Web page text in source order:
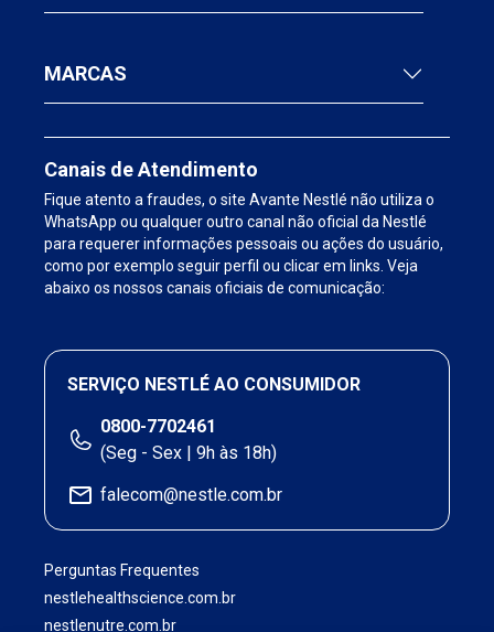
MARCAS
Canais de Atendimento
Fique atento a fraudes, o site Avante Nestlé não utiliza o
WhatsApp ou qualquer outro canal não oficial da Nestlé
para requerer informações pessoais ou ações do usuário,
como por exemplo seguir perfil ou clicar em links. Veja
abaixo os nossos canais oficiais de comunicação:
SERVIÇO NESTLÉ AO CONSUMIDOR
0800-7702461
(Seg - Sex | 9h às 18h)
falecom@nestle.com.br
Perguntas Frequentes
nestlehealthscience.com.br
nestlenutre.com.br